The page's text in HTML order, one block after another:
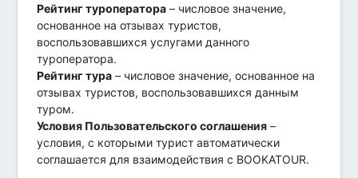
Рейтинг туроператора – числовое значение,
основанное на отзывах туристов,
воспользовавшихся услугами данного
туроператора.
Рейтинг тура – числовое значение, основанное на
отзывах туристов, воспользовавшихся данным
туром.
Условия Пользовательского соглашения –
условия, с которыми турист автоматически
соглашается для взаимодействия с BOOKATOUR.